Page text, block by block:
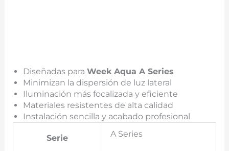
Diseñadas para Week Aqua A Series
Minimizan la dispersión de luz lateral
Iluminación más focalizada y eficiente
Materiales resistentes de alta calidad
Instalación sencilla y acabado profesional
Serie A Series